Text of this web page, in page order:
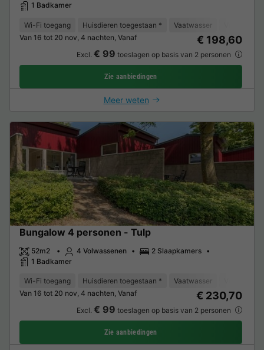
1 Badkamer
Wi-Fi toegang Huisdieren toegestaan * Vaatwasser
Van 16 tot 20 nov, 4 nachten, Vanaf
€ 198,60
Excl. € 99 toeslagen op basis van 2 personen
Zie aanbiedingen
Meer weten
Bungalow 4 personen - Tulp
52m2 4 Volwassenen
2 Slaapkamers
1 Badkamer
Wi-Fi toegang Huisdieren toegestaan * Vaatwasser
Van 16 tot 20 nov, 4 nachten, Vanaf
€ 230,70
Excl. € 99 toeslagen op basis van 2 personen
Zie aanbiedingen